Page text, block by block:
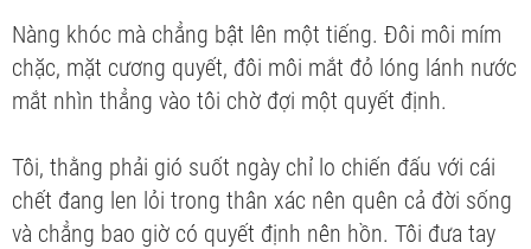
Nàng khóc mà chẳng bật lên một tiếng. Đôi môi mím
chặc, mặt cương quyết, đôi môi mắt đỏ lóng lánh nước
mắt nhìn thẳng vào tôi chờ đợi một quyết định.
Tôi, thằng phải gió suốt ngày chỉ lo chiến đấu với cái
chết đang len lỏi trong thân xác nên quên cả đời sống
và chẳng bao giờ có quyết định nên hồn. Tôi đưa tay